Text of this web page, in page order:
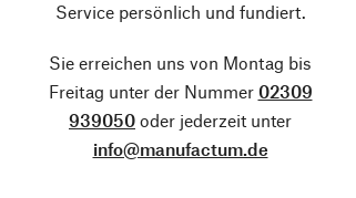
Service persönlich und fundiert.
Sie erreichen uns von Montag bis
Freitag unter der Nummer 02309
939050 oder jederzeit unter
info@manufactum.de